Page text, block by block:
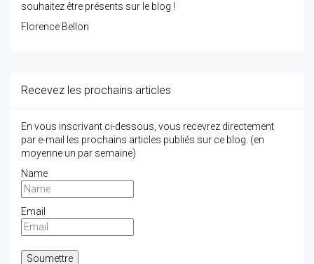
souhaitez être présents sur le blog !
Florence Bellon
Recevez les prochains articles
En vous inscrivant ci-dessous, vous recevrez directement
par e-mail les prochains articles publiés sur ce blog. (en
moyenne un par semaine)
Name
Email